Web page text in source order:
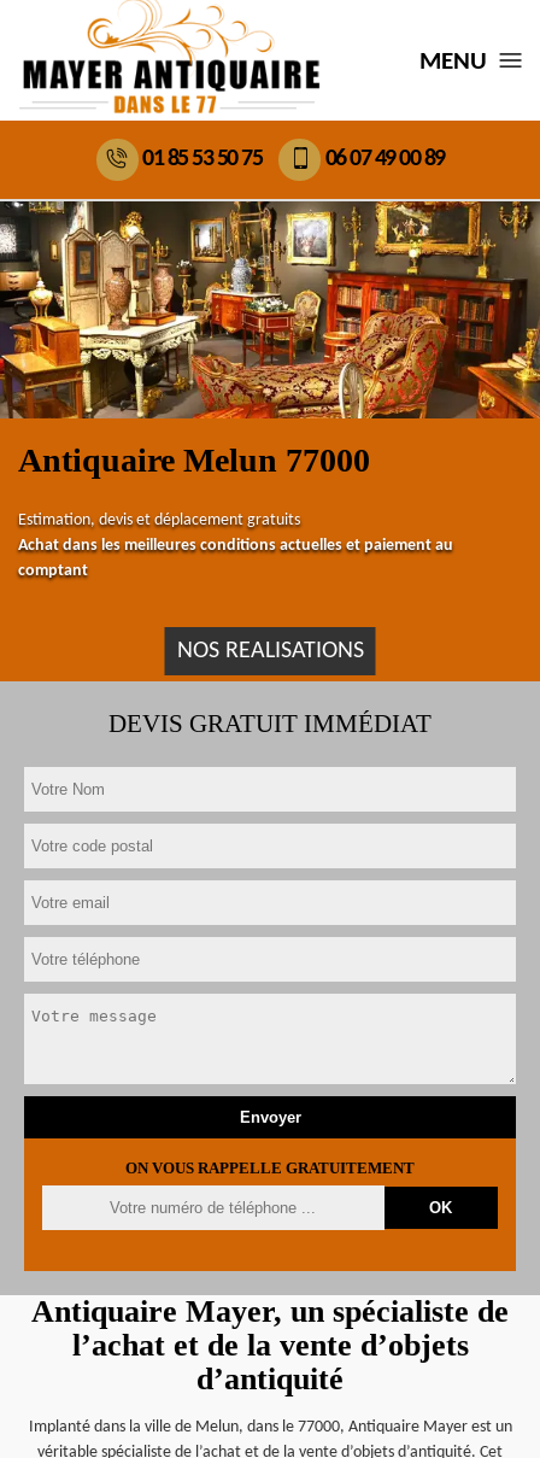
MENU
01 85 53 50 75 06 07 49 00 89
Antiquaire Melun 77000
Estimation, devis et déplacement gratuits
Achat dans les meilleures conditions actuelles et paiement au
comptant
NOS REALISATIONS
DEVIS GRATUIT IMMÉDIAT
ON VOUS RAPPELLE GRATUITEMENT
Antiquaire Mayer, un spécialiste de
l’achat et de la vente d’objets
d’antiquité
Implanté dans la ville de Melun, dans le 77000, Antiquaire Mayer est un
véritable spécialiste de l’achat et de la vente d’objets d’antiquité. Cet